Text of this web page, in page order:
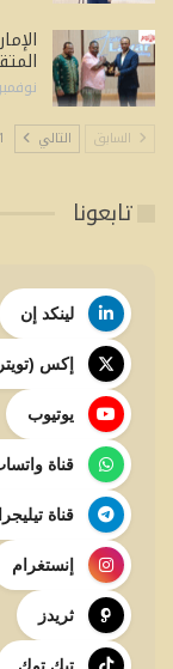
نوفمبر 4, 2025
السابق التالي 1 من 72
تابعونا
لينكد إن
إكس
يوتيوب
قناة
قناة
إنستغرام
ثريدز
تيك توك